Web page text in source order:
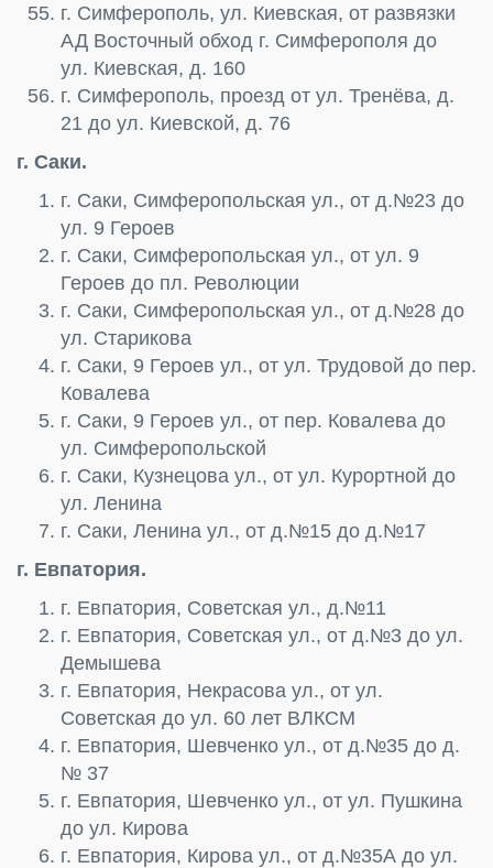
г. Симферополь, ул. Киевская, от развязки
АД Восточный обход г. Симферополя до
ул. Киевская, д. 160
г. Симферополь, проезд от ул. Тренёва, д.
21 до ул. Киевской, д. 76
г. Саки.
г. Саки, Симферопольская ул., от д.№23 до
ул. 9 Героев
г. Саки, Симферопольская ул., от ул. 9
Героев до пл. Революции
г. Саки, Симферопольская ул., от д.№28 до
ул. Старикова
г. Саки, 9 Героев ул., от ул. Трудовой до пер.
Ковалева
г. Саки, 9 Героев ул., от пер. Ковалева до
ул. Симферопольской
г. Саки, Кузнецова ул., от ул. Курортной до
ул. Ленина
г. Саки, Ленина ул., от д.№15 до д.№17
г. Евпатория.
г. Евпатория, Советская ул., д.№11
г. Евпатория, Советская ул., от д.№3 до ул.
Демышева
г. Евпатория, Некрасова ул., от ул.
Советская до ул. 60 лет ВЛКСМ
г. Евпатория, Шевченко ул., от д.№35 до д.
№ 37
г. Евпатория, Шевченко ул., от ул. Пушкина
до ул. Кирова
г. Евпатория, Кирова ул., от д.№35А до ул.